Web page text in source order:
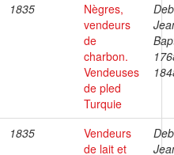
1835
Nègres,
vendeurs
de
charbon.
Vendeuses
de pled
Turquie
1835
Vendeurs
de lait et